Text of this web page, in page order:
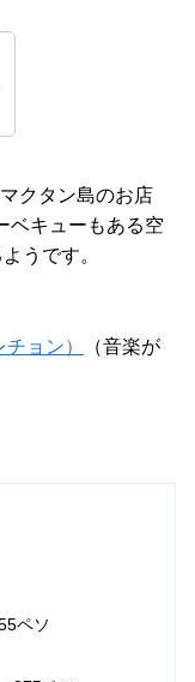
クタン島のお店
ベキューもある空
うです。
ョン）
（音楽が
ペソ